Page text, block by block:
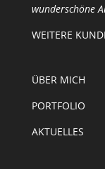
wunderschöne
WEITERE
ÜBER MICH
PORTFOLIO
AKTUELLES